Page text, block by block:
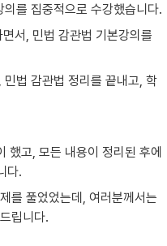
를 집중적으로 수강했습니다.
서, 민법 감관법 기본강의를
법 감관법 정리를 끝내고, 학
했고, 모든 내용이 정리된 후에
다.
를 풀었었는데, 여러분께서는
립니다.